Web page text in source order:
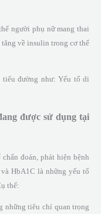
phụ nữ mang thai
về insulin trong cơ thể
đường như: Yếu tố di
được sử dụng tại
đoán, phát hiện bệnh
HbA1C là những yếu tố
thể:
tiêu chí quan trọng